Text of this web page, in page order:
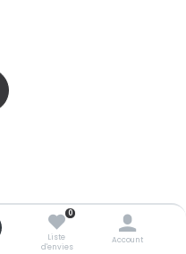
0
Liste
d'envies
Account